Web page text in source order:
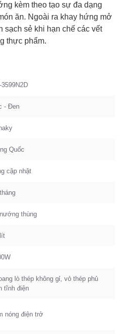
kèm theo tạo sự đa dạng
ăn. Ngoài ra khay hứng mở
sạch sẻ khi hạn chế các vết
thực phẩm.
3599N2D
- Đen
Quốc
cập nhật
thùng
lò thép không gỉ, vỏ thép phủ
tĩnh điện
nóng điện trở